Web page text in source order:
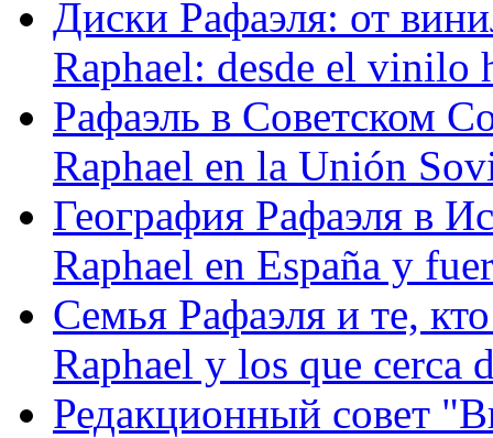
Диски Рафаэля: от
Raphael: desde el vinilo
Рафаэль в Советском
Raphael en la Unión
География Рафаэля в
Raphael en España y
Семья Рафаэля и те,
Raphael y los que cerca
Редакционный совет